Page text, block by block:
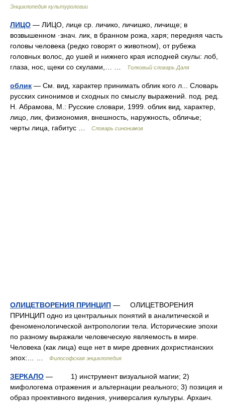
Энциклопедия культурологии
ЛИЦО — ЛИЦО, лице ср. личико, личишко, личище; в
возвышенном ·знач. лик, в бранном рожа, харя; передняя часть
головы человека (редко говорят о животном), от рубежа
головных волос, до ушей и нижнего края исподней скулы: лоб,
глаза, нос, щеки со скулами,… …
Толковый словарь Даля
облик — См. вид, характер принимать облик кого л... Словарь
русских синонимов и сходных по смыслу выражений. под. ред.
Н. Абрамова, М.: Русские словари, 1999. облик вид, характер,
лицо, лик, физиономия, внешность, наружность, обличье;
черты лица, габитус …
Словарь синонимов
ОЛИЦЕТВОРЕНИЯ ПРИНЦИП — ОЛИЦЕТВОРЕНИЯ
ПРИНЦИП одно из центральных понятий в аналитической и
феноменологической антропологии тела. Исторические эпохи
по разному выражали человеческую являемость в мире.
Человека (как лица) еще нет в мире древних дохристианских
эпох:… …
Философская энциклопедия
ЗЕРКАЛО — 1) инструмент визуальной магии; 2)
мифологема отражения и альтернации реального; 3) позиция и
образ проективного видения, универсалия культуры. Архаич.